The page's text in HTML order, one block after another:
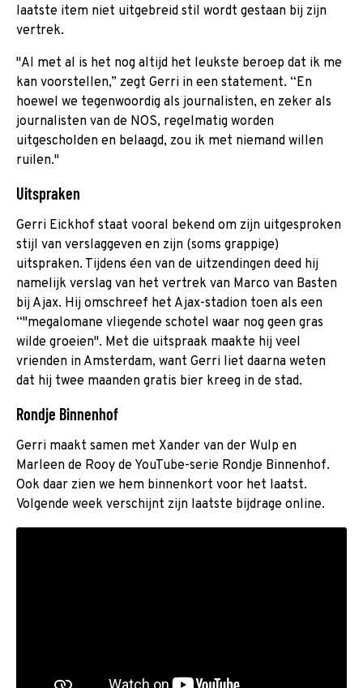
laatste item niet uitgebreid stil wordt gestaan bij zijn
vertrek.
"Al met al is het nog altijd het leukste beroep dat ik me
kan voorstellen,” zegt Gerri in een statement. “En
hoewel we tegenwoordig als journalisten, en zeker als
journalisten van de NOS, regelmatig worden
uitgescholden en belaagd, zou ik met niemand willen
ruilen."
Uitspraken
Gerri Eickhof staat vooral bekend om zijn uitgesproken
stijl van verslaggeven en zijn (soms grappige)
uitspraken. Tijdens éen van de uitzendingen deed hij
namelijk verslag van het vertrek van Marco van Basten
bij Ajax. Hij omschreef het Ajax-stadion toen als een
“"megalomane vliegende schotel waar nog geen gras
wilde groeien". Met die uitspraak maakte hij veel
vrienden in Amsterdam, want Gerri liet daarna weten
dat hij twee maanden gratis bier kreeg in de stad.
Rondje Binnenhof
Gerri maakt samen met Xander van der Wulp en
Marleen de Rooy de YouTube-serie Rondje Binnenhof.
Ook daar zien we hem binnenkort voor het laatst.
Volgende week verschijnt zijn laatste bijdrage online.